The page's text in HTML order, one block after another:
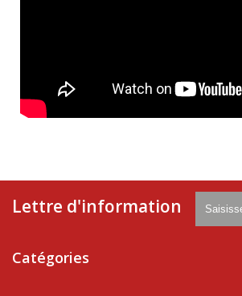
Lettre d'information
Catégories